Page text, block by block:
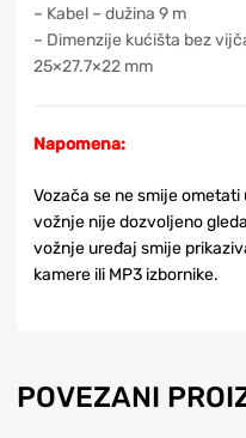
– Kabel – dužina 9 m
– Dimenzije kućišta bez
25×27.7×22 mm
Napomena:
Vozača se ne smije
vožnje nije dozvoljeno
vožnje uređaj smije
kamere ili MP3 izbornike.
POVEZANI